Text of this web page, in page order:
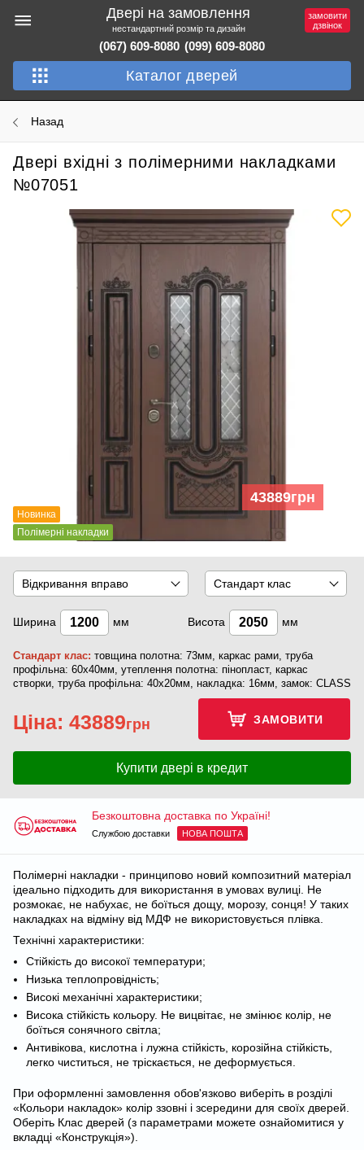
Двері на замовлення
нестандартний розмір та дизайн
(067) 609-8080 (099) 609-8080
Каталог дверей
замовити
дзвінок
Назад
Двері вхідні з полімерними накладками
№07051
43889грн
Новинка
Полімерні накладки
Відкривання вправо Стандарт клас
Ширина мм Висота мм
Стандарт клас: товщина полотна: 73мм, каркас рами, труба
профільна: 60х40мм, утеплення полотна: пінопласт, каркас
створки, труба профільна: 40х20мм, накладка: 16мм, замок: CLASS
Ціна: 43889грн ЗАМОВИТИ
Купити двері в кредит
Безкоштовна доставка по Україні!
Службою доставки НОВА ПОШТА
Полімерні накладки - принципово новий композитний матеріал
ідеально підходить для використання в умовах вулиці. Не
розмокає, не набухає, не боїться дощу, морозу, сонця! У таких
накладках на відміну від МДФ не використовується плівка.
Технічні характеристики:
Стійкість до високої температури;
Низька теплопровідність;
Високі механічні характеристики;
Висока стійкість кольору. Не вицвітає, не змінює колір, не
боїться сонячного світла;
Антивікова, кислотна і лужна стійкість, корозійна стійкість,
легко чиститься, не тріскається, не деформується.
При оформленні замовлення обов'язково виберіть в розділі
«Кольори накладок» колір ззовні і зсередини для своїх дверей.
Оберіть Клас дверей (з параметрами можете ознайомитися у
вкладці «Конструкція»).